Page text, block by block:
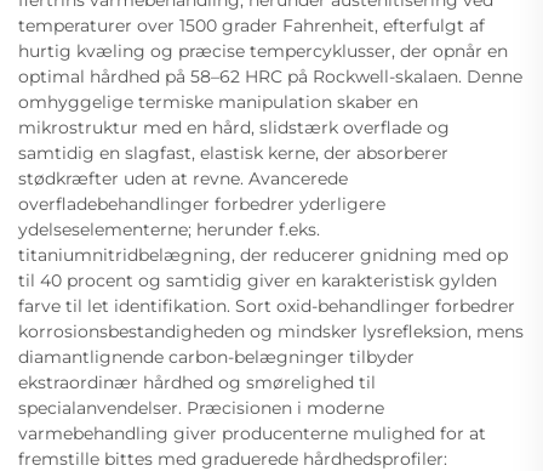
temperaturer over 1500 grader Fahrenheit, efterfulgt af
hurtig kvæling og præcise tempercyklusser, der opnår en
optimal hårdhed på 58–62 HRC på Rockwell-skalaen. Denne
omhyggelige termiske manipulation skaber en
mikrostruktur med en hård, slidstærk overflade og
samtidig en slagfast, elastisk kerne, der absorberer
stødkræfter uden at revne. Avancerede
overfladebehandlinger forbedrer yderligere
ydelseselementerne; herunder f.eks.
titaniumnitridbelægning, der reducerer gnidning med op
til 40 procent og samtidig giver en karakteristisk gylden
farve til let identifikation. Sort oxid-behandlinger forbedrer
korrosionsbestandigheden og mindsker lysrefleksion, mens
diamantlignende carbon-belægninger tilbyder
ekstraordinær hårdhed og smørelighed til
specialanvendelser. Præcisionen i moderne
varmebehandling giver producenterne mulighed for at
fremstille bittes med graduerede hårdhedsprofiler: